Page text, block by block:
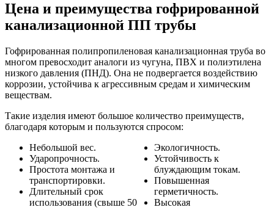
Цена и преимущества гофрированной
канализационной ПП трубы
Гофрированная полипропиленовая канализационная труба во
многом превосходит аналоги из чугуна, ПВХ и полиэтилена
низкого давления (ПНД). Она не подвергается воздействию
коррозии, устойчива к агрессивным средам и химическим
веществам.
Такие изделия имеют большое количество преимуществ,
благодаря которым и пользуются спросом:
Небольшой вес.
Ударопрочность.
Простота монтажа и
транспортировки.
Длительный срок
использования (свыше 50
Экологичность.
Устойчивость к
блуждающим токам.
Повышенная
герметичность.
Высокая